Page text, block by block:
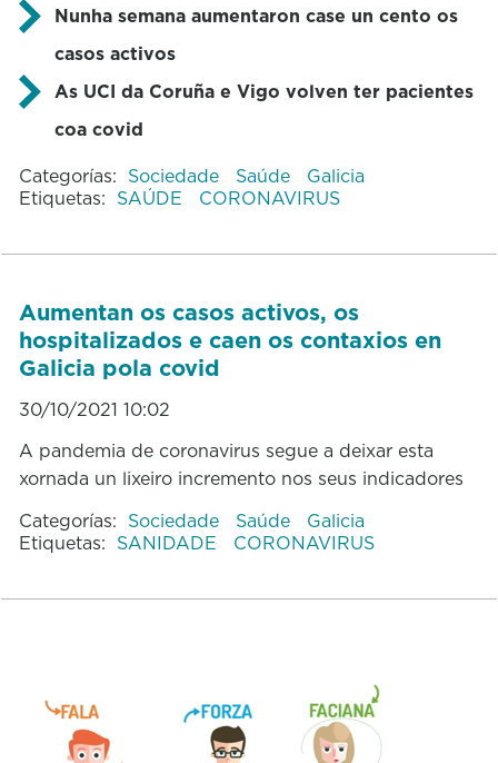
Nunha semana aumentaron case un cento os
casos activos
As UCI da Coruña e Vigo volven ter pacientes
coa covid
Categorías: Sociedade Saúde
Galicia
Etiquetas: SAÚDE CORONAVIRUS
Aumentan os casos activos, os
hospitalizados e caen os contaxios en
Galicia pola covid
30/10/2021 10:02
A pandemia de coronavirus segue a deixar esta
xornada un lixeiro incremento nos seus indicadores
Categorías: Sociedade Saúde
Galicia
Etiquetas: SANIDADE CORONAVIRUS